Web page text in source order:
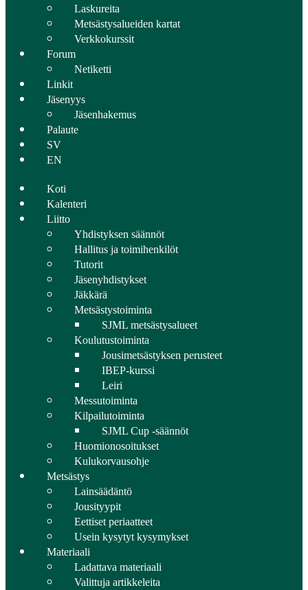
Laskureita
Metsästysalueiden kartat
Verkkokurssit
Forum
Netiketti
Linkit
Jäsenyys
Jäsenhakemus
Palaute
SV
EN
Koti
Kalenteri
Liitto
Yhdistyksen säännöt
Hallitus ja toimihenkilöt
Tutorit
Jäsenyhdistykset
Jäkkärä
Metsästystoiminta
SJML metsästysalueet
Koulutustoiminta
Jousimetsästyksen perusteet
IBEP-kurssi
Leiri
Messutoiminta
Kilpailutoiminta
SJML Cup -säännöt
Huomionosoitukset
Kulukorvausohje
Metsästys
Lainsäädäntö
Jousityypit
Eettiset periaatteet
Usein kysytyt kysymykset
Materiaali
Ladattava materiaali
Valittuja artikkeleita